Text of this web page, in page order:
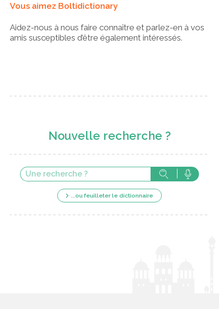
Vous aimez Boltidictionary
Aidez-nous à nous faire connaître et parlez-en à vos
amis susceptibles d’être également intéressés.
Nouvelle recherche ?
...ou feuilleter le dictionnaire